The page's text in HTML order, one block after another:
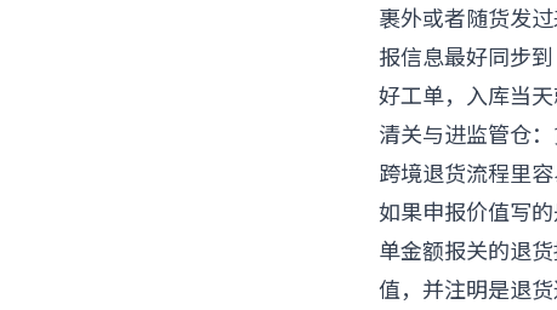
裹外或者随货发
报信息最好同步
好工单，入库当天
清关与进监管仓
跨境退货流程里
如果申报价值写
单金额报关的退
值，并注明是退